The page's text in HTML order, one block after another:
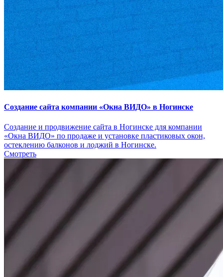
Создание сайта компании «Окна ВИДО» в Ногинске
Создание и продвижение сайта в Ногинске для компании
«Окна ВИДО» по продаже и установке пластиковых окон,
остеклению балконов и лоджий в Ногинске.
Смотреть